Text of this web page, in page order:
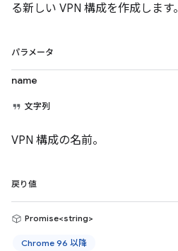
る新しい VPN 構成を作成します。
パラメータ
name
文字列
VPN 構成の名前。
戻り値
Promise<string>
Chrome 96 以降